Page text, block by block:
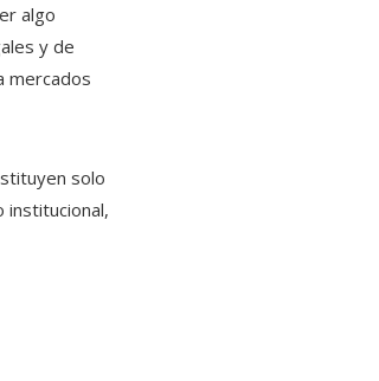
algo
y de
mercados
solo
institucional,